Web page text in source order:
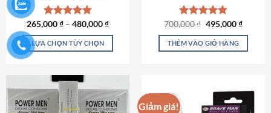
Được xếp
hạng4.87
5 sao
265,000₫ – 480,000₫
LỰA CHỌN TÙY CHỌN
này
có
nhiều
Được xếp
hạng4.83
5 sao
700,000₫ Giá
là:
700,000 ₫.
495,000₫Giá
tại
THÊM VÀO GIỎ HÀNG
Giảm giá!